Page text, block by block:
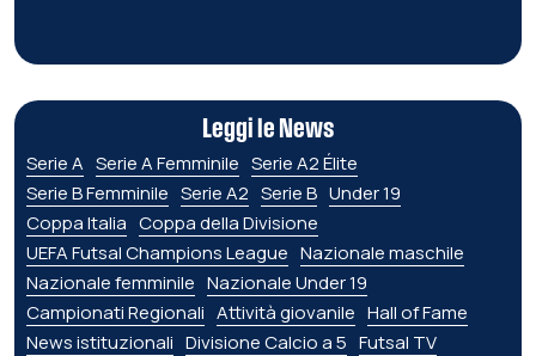
Leggi le News
Serie A Serie A Femminile Serie A2 Élite
Serie B Femminile Serie A2 Serie B Under 19
Coppa Italia Coppa della Divisione
UEFA Futsal Champions League Nazionale maschile
Nazionale femminile Nazionale Under 19
Campionati Regionali Attività giovanile Hall of Fame
News istituzionali Divisione Calcio a 5 Futsal TV